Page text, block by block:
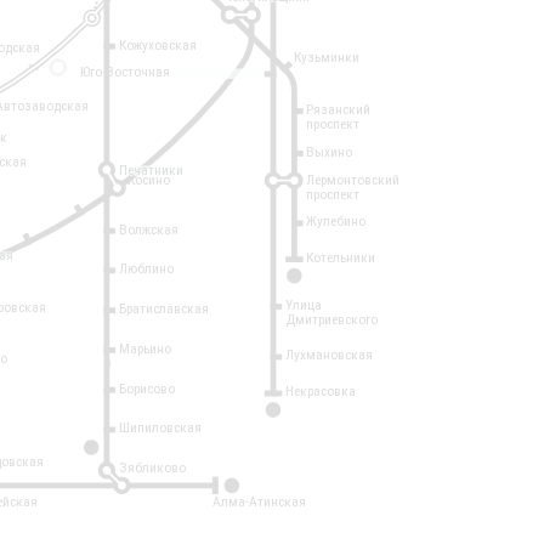
2
14
Кузьминки
Рязанский
проспект
Выхино
Лермонтовский
проспект
Жулебино
Котельники
Кожуховская
Печатники
Волжская
Люблино
Братиславская
Марьино
Борисово
Шипиловская
Зябликово
Алма-Атинская
Улица
Дмитриевского
Лухмановская
Некрасовка
Косино
Юго-Восточная